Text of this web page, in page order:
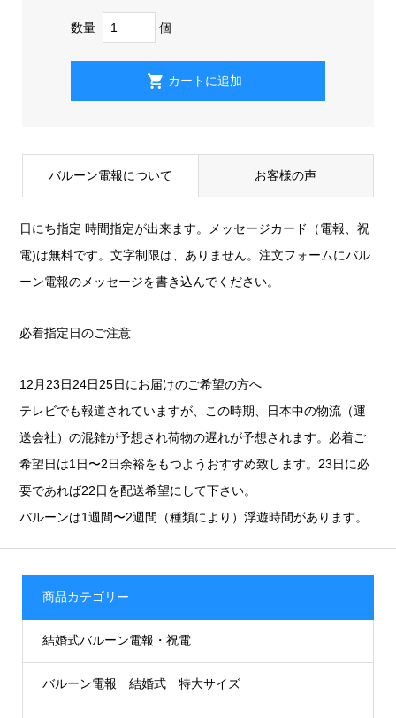
数量 個
バルーン電報について お客様の声
日にち指定 時間指定が出来ます。メッセージカード（電報、祝
電)は無料です。文字制限は、ありません。注文フォームにバル
ーン電報のメッセージを書き込んでください。
必着指定日のご注意
12月23日24日25日にお届けのご希望の方へ
テレビでも報道されていますが、この時期、日本中の物流（運
送会社）の混雑が予想され荷物の遅れが予想されます。必着ご
希望日は1日〜2日余裕をもつようおすすめ致します。23日に必
要であれば22日を配送希望にして下さい。
バルーンは1週間〜2週間（種類により）浮遊時間があります。
商品カテゴリー
結婚式バルーン電報・祝電
バルーン電報 結婚式 特大サイズ